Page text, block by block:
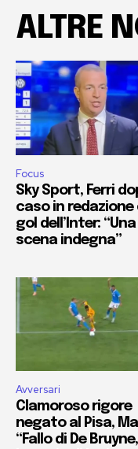
ALTRE
Focus
Sky Sport, Ferri
caso in redazione
gol dell’Inter: “Una
scena indegna”
Avversari
Clamoroso rigore
negato al Pisa,
“Fallo di De Bruyne,